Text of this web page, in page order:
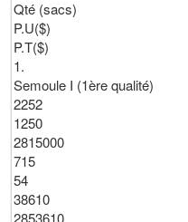
Qté (sacs)
P.U($)
P.T($)
1.
Semoule I (1ère qualité)
2252
1250
2815000
715
54
38610
2853610